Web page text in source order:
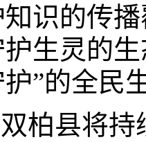
识的传
生灵的
”的全民
柏县将